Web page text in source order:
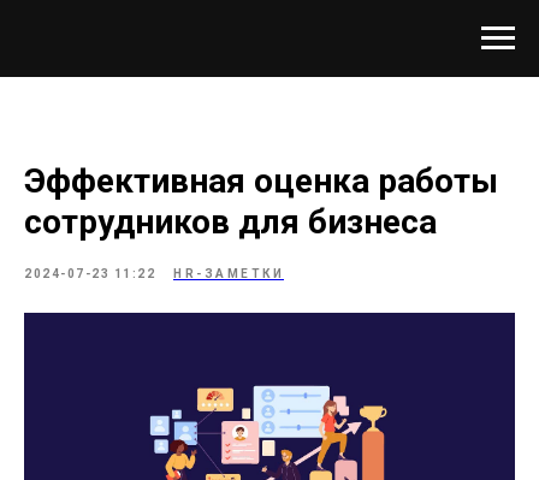
Эффективная оценка работы
сотрудников для бизнеса
2024-07-23 11:22 HR-ЗАМЕТКИ